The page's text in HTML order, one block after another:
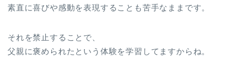
素直に喜びや感動を表現することも苦手なままです。
それを禁止することで、
父親に褒められたという体験を学習してますからね。